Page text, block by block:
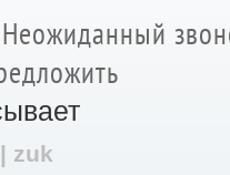
| zuk